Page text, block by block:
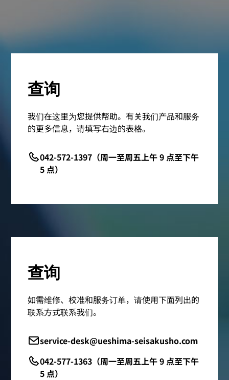
查询
我们在这里为您提供帮助。有关我们产品和服务
的更多信息，请填写右边的表格。
042-572-1397（周一至周五上午 9 点至下午
5 点）
查询
如需维修、校准和服务订单，请使用下面列出的
联系方式联系我们。
service-desk@ueshima-seisakusho.com
042-577-1363（周一至周五上午 9 点至下午
5 点）